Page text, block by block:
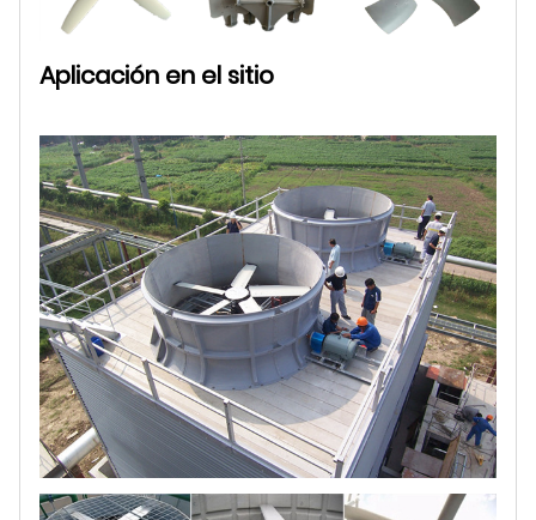
Aplicación en el sitio